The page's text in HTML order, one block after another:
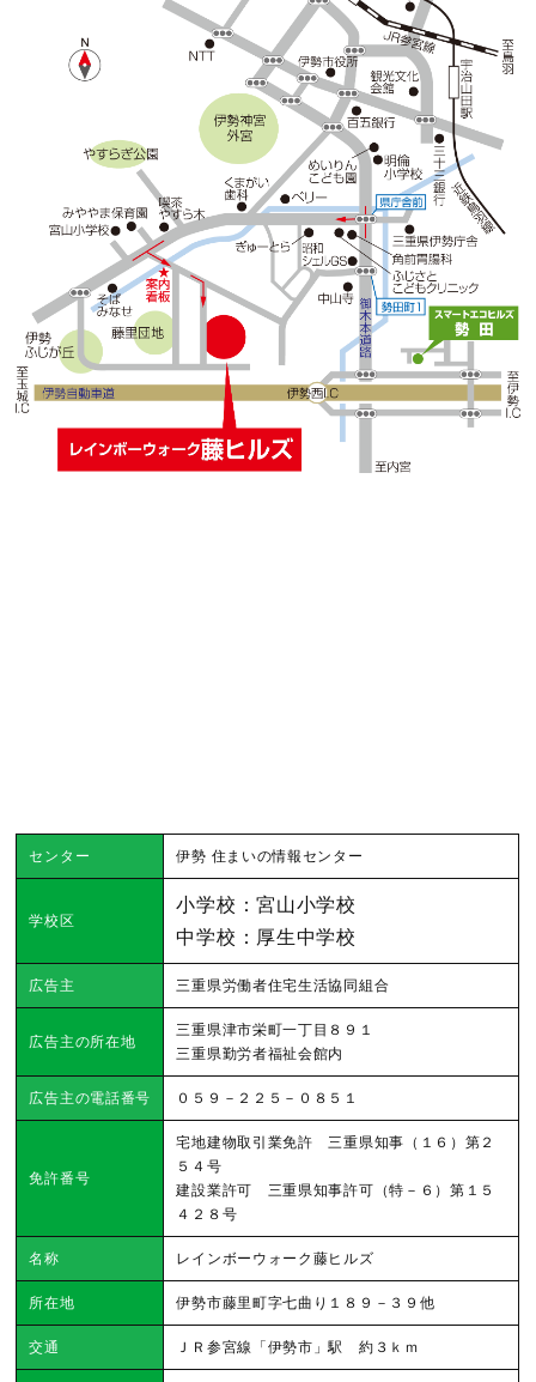
センター 伊勢 住まいの情報センター
学校区
小学校：宮山小学校
中学校：厚生中学校
広告主 三重県労働者住宅生活協同組合
広告主の所在地
三重県津市栄町一丁目８９１
三重県勤労者福祉会館内
広告主の電話番号 ０５９－２２５－０８５１
免許番号
宅地建物取引業免許 三重県知事（１６）第２
５４号
建設業許可 三重県知事許可（特－６）第１５
４２８号
名称 レインボーウォーク藤ヒルズ
所在地 伊勢市藤里町字七曲り１８９－３９他
交通 ＪＲ参宮線「伊勢市」駅 約３ｋｍ